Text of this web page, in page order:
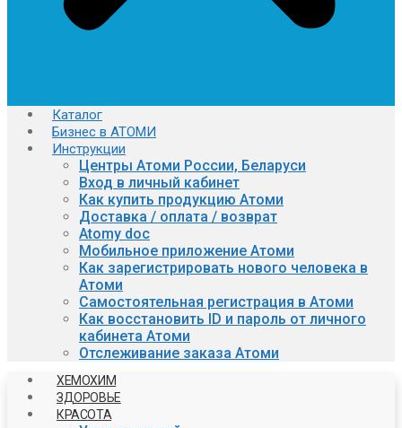
Каталог
Бизнес в АТОМИ
Инструкции
Центры Атоми России, Беларуси
Вход в личный кабинет
Как купить продукцию Атоми
Доставка / оплата / возврат
Atomy doc
Мобильное приложение Атоми
Как зарегистрировать нового человека в
Атоми
Самостоятельная регистрация в Атоми
Как восстановить ID и пароль от личного
кабинета Атоми
Отслеживание заказа Атоми
ХЕМОХИМ
ЗДОРОВЬЕ
КРАСОТА